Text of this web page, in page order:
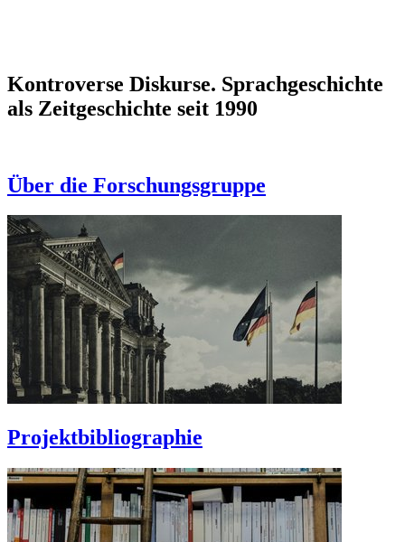
Kontroverse Diskurse. Sprachgeschichte
als Zeitgeschichte seit 1990
Über die Forschungsgruppe
Projektbibliographie